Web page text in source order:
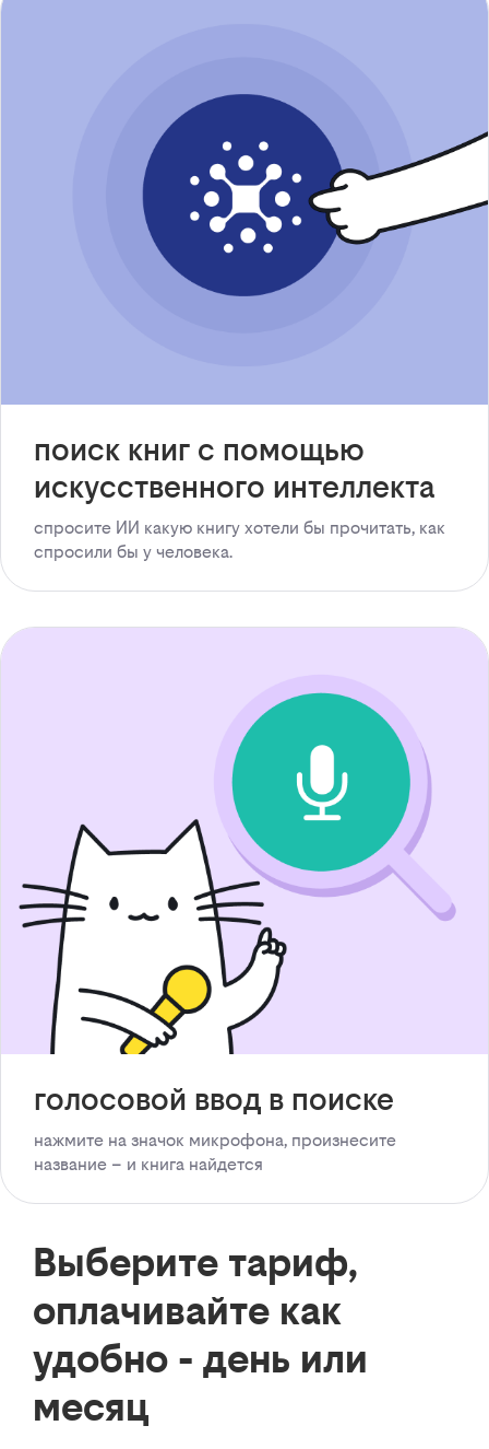
поиск книг с помощью
искусственного интеллекта
спросите ИИ какую книгу хотели бы прочитать, как
спросили бы у человека.
голосовой ввод в поиске
нажмите на значок микрофона, произнесите
название – и книга найдется
Выберите тариф,
оплачивайте как
удобно - день или
месяц